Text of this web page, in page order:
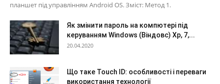
планшет під управлінням Android OS. Зміст: Метод 1.
Як змінити пароль на компютері під
керуванням Windows (Віндовс) Xp, 7,...
20.04.2020
Що таке Touch ID: особливості і переваги
використання технології